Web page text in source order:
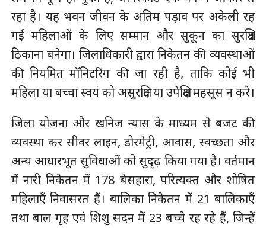
रहा है। यह भवन जीवन के अंतिम पड़ाव पर अकेली रह
गई महिलाओं के लिए सम्मान और सुकून का सुरक्षित
ठिकाना बनेगा। जिलाधिकारी द्वारा निकेतन की व्यवस्थाओं
की नियमित मॉनिटरिंग की जा रही है, ताकि कोई भी
महिला या बच्चा स्वयं को असुरक्षित या उपेक्षित महसूस न करे।
जिला योजना और खनिज न्यास के माध्यम से बजट की
व्यवस्था कर सीवर लाइन, डोरमेट्री, आवास, स्वच्छता और
अन्य आधारभूत सुविधाओं को सुदृढ़ किया गया है। वर्तमान
में नारी निकेतन में 178 बेसहारा, परित्यक्त और शोषित
महिलाएँ निवासरत हैं। बालिका निकेतन में 21 बालिकाएँ
तथा बाल गृह एवं शिशु सदन में 23 बच्चे रह रहे हैं, जिन्हें